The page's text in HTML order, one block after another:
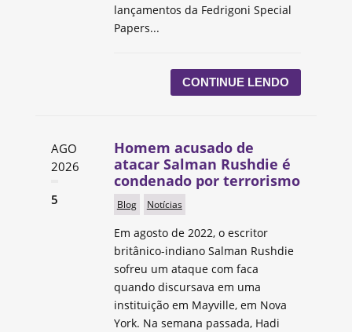
lançamentos da Fedrigoni Special
Papers...
CONTINUE LENDO
AGO
2026
5
Homem acusado de
atacar Salman Rushdie é
condenado por terrorismo
Blog Notícias
Em agosto de 2022, o escritor
britânico-indiano Salman Rushdie
sofreu um ataque com faca
quando discursava em uma
instituição em Mayville, em Nova
York. Na semana passada, Hadi